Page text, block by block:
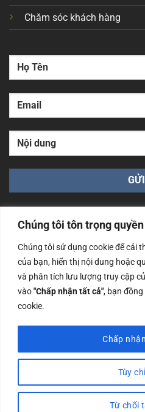
Chúng tôi tôn trọng
Chúng tôi sử dụng cookie để cải
của bạn, hiển thị nội dung hoặc
và phân tích lưu lượng truy cập
vào"Chấp nhận tất cả", bạn
cookie.
Tùy
Từ chối
Chấp
Chăm sóc khách hàng
Công ty TNHH Nam Bình
cấp ngày 14/06/2019 bởi Sở
Nội
Copyrights @2023 Nam Binh